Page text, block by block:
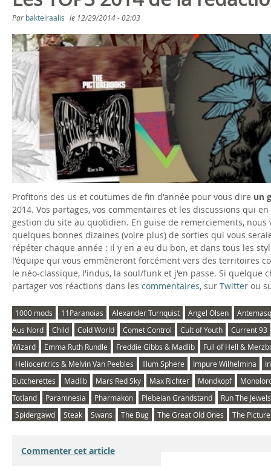
s
ê
t
e
s
i
c
i
Par baktelraalis le 12/29/2014 - 02:03
Profitons des us et coutumes de fin d'année pour vous dire un
2014. Vos partages, vos commentaires et les discussions qui
gestion du site au quotidien. En guise de remerciements,
quelques bonnes dizaines (voire plus) de sorties qui vous
répéter chaque année : il y en a eu du bon, et dans tous les
l'équipe qui vous emmèneront forcément vers des territoires
le néo-classique, l'indus, la soul/funk et j'en passe. Si quelque
partager vos réactions dans les commentaires, sur Twitter ou
1000 mods 11Paranoias Alexander Turnquist Angel Olsen
Aus Nord
Child Cold World Comet Control Cult of Youth
Current 93
Wizard
Emma Ruth Rundle Freddie Gibbs & Madlib
Full of Hell &
Heliocentrics & Melvin Van Peebles
Illum Sphere Impure Wilhelmina
Butcherettes
Madlib Mars Red Sky Max Richter Mondkopf
Totland
Paramnesia Pharmakon Plebeian Grandstand
Run The Jewels
Spidergawd
Steak Swans The Bug The Great Old Ones The
Commenter cet article